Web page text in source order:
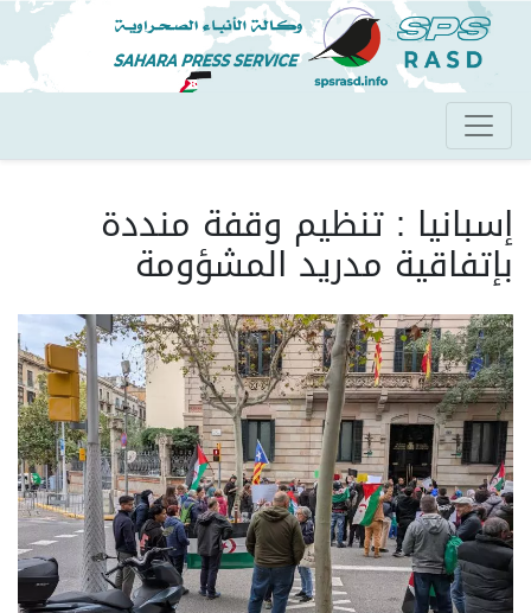
تجاوز
إلى
المحتوى
الرئيسي
إسبانيا : تنظيم وقفة منددة
بإتفاقية مدريد المشؤومة